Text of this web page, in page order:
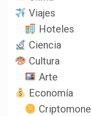
Viajes
Hoteles
Ciencia
Cultura
Arte
Economía